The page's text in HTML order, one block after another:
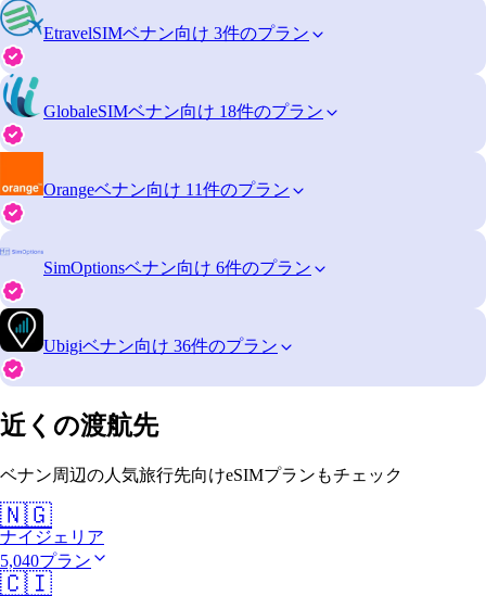
EtravelSIMベナン向け 3件のプラン
GlobaleSIMベナン向け 18件のプラン
Orangeベナン向け 11件のプラン
SimOptionsベナン向け 6件のプラン
Ubigiベナン向け 36件のプラン
近くの渡航先
ベナン周辺の人気旅行先向けeSIMプランもチェック
🇳🇬
ナイジェリア
5,040プラン
🇨🇮